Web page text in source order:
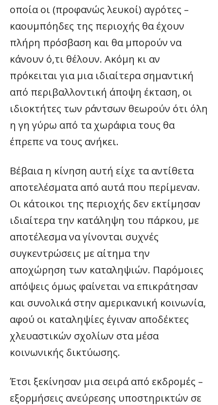
οποία οι (προφανώς λευκοί) αγρότες –
καουμπόηδες της περιοχής θα έχουν
πλήρη πρόσβαση και θα μπορούν να
κάνουν ό,τι θέλουν. Ακόμη κι αν
πρόκειται για μια ιδιαίτερα σημαντική
από περιβαλλοντική άποψη έκταση, οι
ιδιοκτήτες των ράντσων θεωρούν ότι όλη
η γη γύρω από τα χωράφια τους θα
έπρεπε να τους ανήκει.
Βέβαια η κίνηση αυτή είχε τα αντίθετα
αποτελέσματα από αυτά που περίμεναν.
Οι κάτοικοι της περιοχής δεν εκτίμησαν
ιδιαίτερα την κατάληψη του πάρκου, με
αποτέλεσμα να γίνονται συχνές
συγκεντρώσεις με αίτημα την
αποχώρηση των καταληψιών. Παρόμοιες
απόψεις όμως φαίνεται να επικράτησαν
και συνολικά στην αμερικανική κοινωνία,
αφού οι καταληψίες έγιναν αποδέκτες
χλευαστικών σχολίων στα μέσα
κοινωνικής δικτύωσης.
Έτσι ξεκίνησαν μια σειρά από εκδρομές –
εξορμήσεις ανεύρεσης υποστηρικτών σε